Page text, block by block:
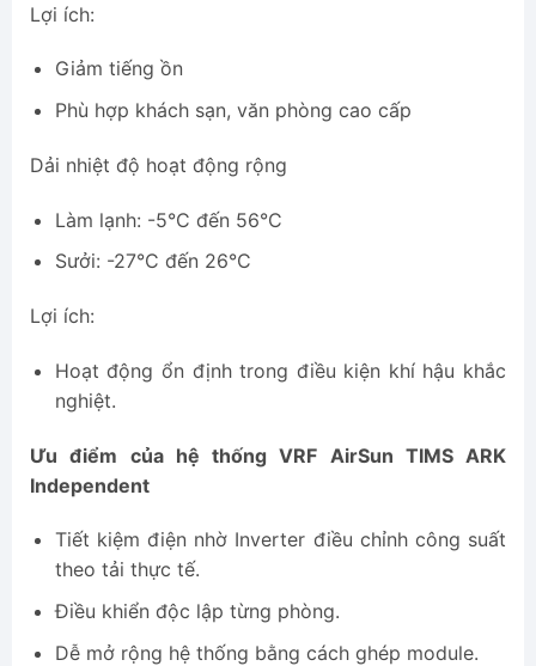
Lợi ích:
Giảm tiếng ồn
Phù hợp khách sạn, văn phòng cao cấp
Dải nhiệt độ hoạt động rộng
Làm lạnh: -5°C đến 56°C
Sưởi: -27°C đến 26°C
Lợi ích:
Hoạt động ổn định trong điều kiện khí hậu khắc
nghiệt.
Ưu điểm của hệ thống VRF AirSun TIMS ARK
Independent
Tiết kiệm điện nhờ Inverter điều chỉnh công suất
theo tải thực tế.
Điều khiển độc lập từng phòng.
Dễ mở rộng hệ thống bằng cách ghép module.